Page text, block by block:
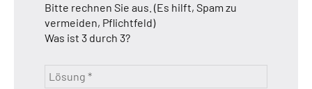
Bitte rechnen Sie aus. (Es hilft, Spam zu
vermeiden, Pflichtfeld)
Was ist 3 durch 3?